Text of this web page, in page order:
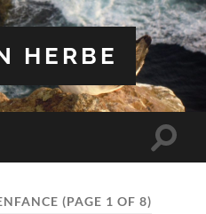
HERBE
Toggle
(PAGE 1 OF 8)